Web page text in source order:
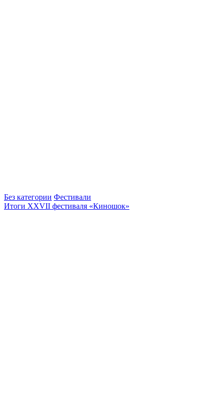
Без категории Фестивали
Итоги XXVII фестиваля «Киношок»